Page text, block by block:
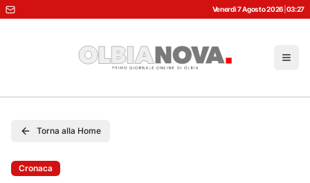
Venerdì 7 Agosto 2026 03:27
Torna alla Home
Cronaca